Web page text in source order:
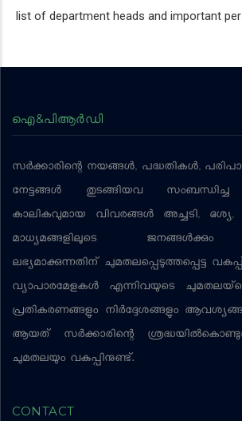
list of department heads and important
ഐ&പിആര്‍ഡി
സര്‍ക്കാരിന്റെ നയങ്ങള്‍, പദ്ധതികള്‍,
നേട്ടങ്ങള്‍ തുടങ്ങിയവ
കാലികവുമായ വിവരങ്ങള്‍ അച്ചടി,
മാധ്യമങ്ങളിലൂടെ ജനങ്ങള്‍ക്കും
ലഭ്യമാക്കുന്നതിന് ചുമതലപ്പെടുത്തപ്പെട്ട
വ്യാപാരമേളകള്‍ എന്നിവയുടെ
പ്രതികരണങ്ങളും നിര്‍ദ്ദേശങ്ങളും
ആയത് സര്‍ക്കാരിന്റെ
ചുമതലയും വകുപ്പിനുണ്ട്.
CONTACT